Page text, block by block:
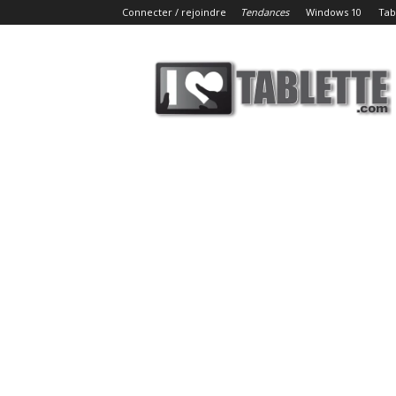
Connecter / rejoindre Tendances Windows 10